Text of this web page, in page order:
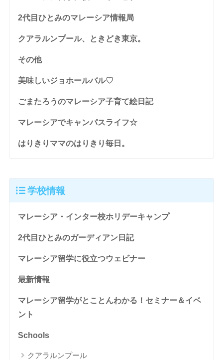
2代目ひとみのマレーシア情報局
クアラルンプール、ときどき東京。
その他
美味しいジョホールバル♡
ごまたろうのマレーシア子育て絵日記
マレーシアでキャンパスライフ☆
はりきりママのはりきり毎日。
学校情報
マレーシア・インター校ホリデーキャンプ
2代目ひとみのガーディアン日記
マレーシア留学に役立つウェビナー
最新情報
マレーシア留学がとことんわかる！セミナー＆イベ
ント
Schools
クアラルンプール